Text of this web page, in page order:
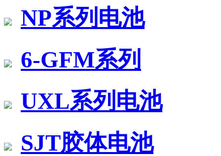
NP系列电池
6-GFM系列
UXL系列电池
SJT胶体电池